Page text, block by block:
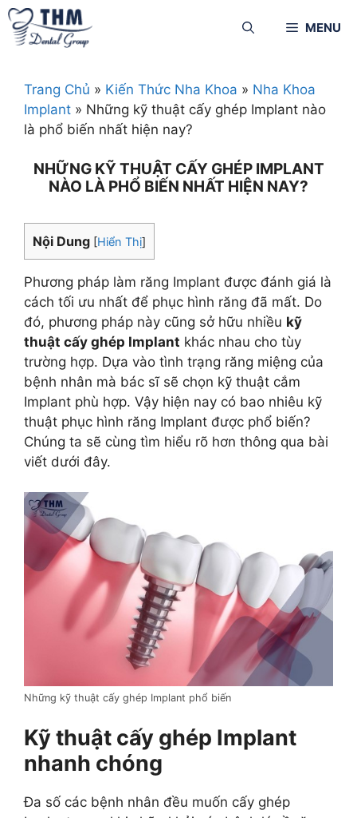
MENU
Trang Chủ » Kiến Thức Nha Khoa » Nha Khoa
Implant » Những kỹ thuật cấy ghép Implant nào
là phổ biến nhất hiện nay?
NHỮNG KỸ THUẬT CẤY GHÉP IMPLANT
NÀO LÀ PHỔ BIẾN NHẤT HIỆN NAY?
Nội Dung [Hiển Thị]
Phương pháp làm răng Implant được đánh giá là
cách tối ưu nhất để phục hình răng đã mất. Do
đó, phương pháp này cũng sở hữu nhiều kỹ
thuật cấy ghép Implant khác nhau cho tùy
trường hợp. Dựa vào tình trạng răng miệng của
bệnh nhân mà bác sĩ sẽ chọn kỹ thuật cắm
Implant phù hợp. Vậy hiện nay có bao nhiêu kỹ
thuật phục hình răng Implant được phổ biến?
Chúng ta sẽ cùng tìm hiểu rõ hơn thông qua bài
viết dưới đây.
Những kỹ thuật cấy ghép Implant phổ biến
Kỹ thuật cấy ghép Implant
nhanh chóng
Đa số các bệnh nhân đều muốn cấy ghép